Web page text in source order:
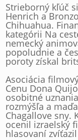
Strieborný kľúč
Henrich a
Chihuahua.
kategórii Na
nemecký
popoludnie a
poroty získal
Asociácia
Cenu Dona
osobitné
rozmýšľa a
Chagallove sny.
ocenil izraelský
hlasovaní